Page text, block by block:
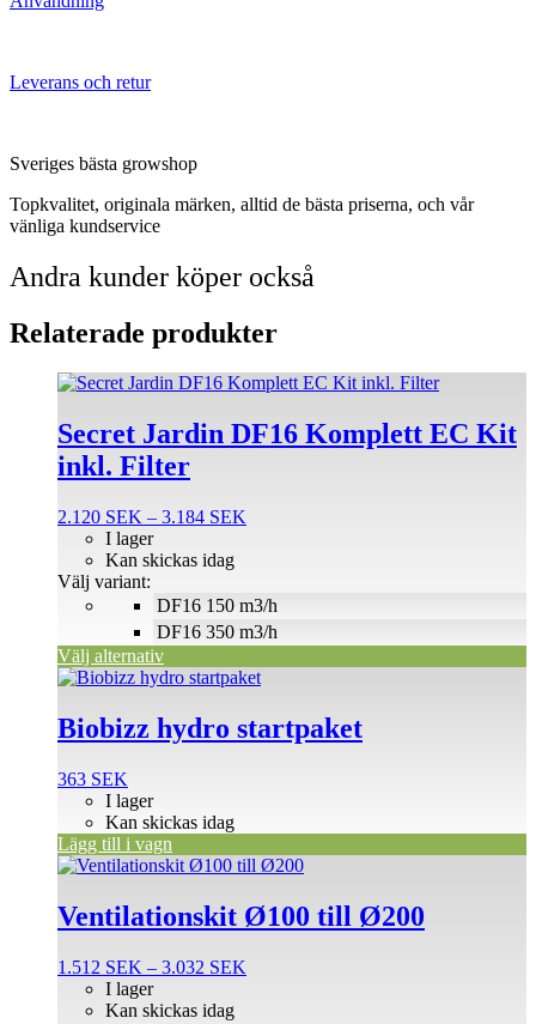
Leverans och retur
Sveriges bästa growshop
Topkvalitet, originala märken, alltid de bästa priserna, och vår
vänliga kundservice
Andra kunder köper också
Relaterade produkter
Secret Jardin DF16 Komplett EC Kit
inkl. Filter
2.120 SEK – 3.184 SEK
DF16 150 m3/h
DF16 350 m3/h
I lager
Kan skickas idag
Välj variant:
Välj alternativ
Den
produkten
har
flera
De
olika
alternativen
kan
väljas
produktsidan
Biobizz hydro startpaket
363 SEK
I lager
Kan skickas idag
Lägg till i vagn
Ventilationskit Ø100 till Ø200
1.512 SEK – 3.032 SEK
I lager
Kan skickas idag
Den
produkten
har
varianter.
olika